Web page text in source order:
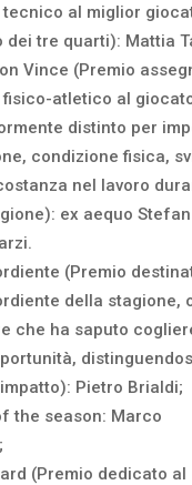
al miglior
dei tre quarti): Mattia
Vince (Premio
atletico al
distinto per
condizione fisica,
nel lavoro
ex aequo
(Premio
della stagione,
che ha saputo
Pietro Brialdi;
the season: Marco
(Premio dedicato al